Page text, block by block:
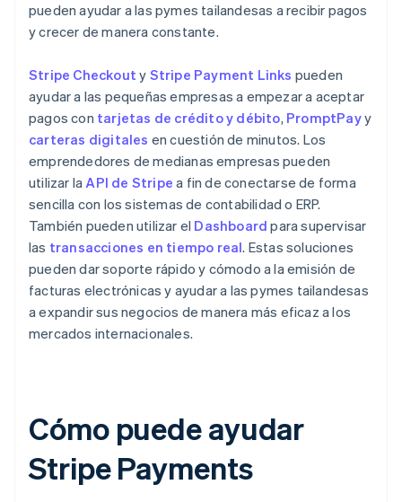
pueden ayudar a las pymes tailandesas a recibir pagos
y crecer de manera constante.
Stripe Checkout y Stripe Payment Links pueden
ayudar a las pequeñas empresas a empezar a aceptar
pagos con tarjetas de crédito y débito, PromptPayy
carteras digitales en cuestión de minutos. Los
emprendedores de medianas empresas pueden
utilizar laAPI de Stripe a fin de conectarse de forma
sencilla con los sistemas de contabilidad o ERP.
También pueden utilizar el Dashboard para supervisar
las transacciones en tiempo real. Estas soluciones
pueden dar soporte rápido y cómodo a la emisión de
facturas electrónicas y ayudar a las pymes tailandesas
a expandir sus negocios de manera más eficaz a los
mercados internacionales.
Cómo puede ayudar
Stripe Payments